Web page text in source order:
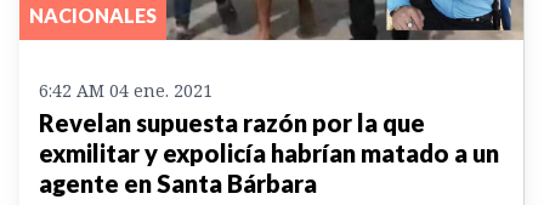
NACIONALES
6:42 AM 04 ene. 2021
Revelan supuesta razón por la que
exmilitar y expolicía habrían matado a un
agente en Santa Bárbara